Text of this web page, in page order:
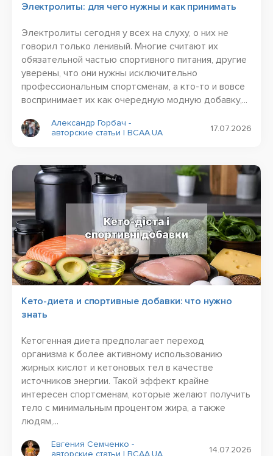
Электролиты: для чего нужны и как принимать
Электролиты сегодня у всех на слуху, о них не
говорил только ленивый. Многие считают их
обязательной частью спортивного питания, другие
уверены, что они нужны исключительно
профессиональным спортсменам, а кто-то и вовсе
воспринимает их как очередную модную добавку,...
Александр Горбач -
авторские статьи | BCAA.UA
17.07.2026
Кето-диета и спортивные добавки: что нужно
знать
Кетогенная диета предполагает переход
организма к более активному использованию
жирных кислот и кетоновых тел в качестве
источников энергии. Такой эффект крайне
интересен спортсменам, которые желают получить
тело с минимальным процентом жира, а также
людям,...
Евгения Семченко -
авторские статьи | BCAA.UA
14.07.2026